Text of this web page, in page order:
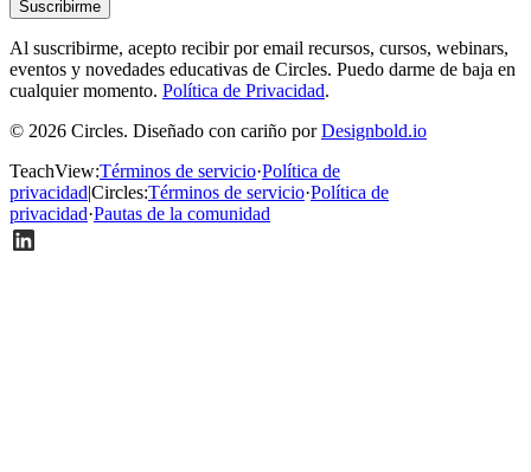
Suscribirme
Al suscribirme, acepto recibir por email recursos, cursos, webinars,
eventos y novedades educativas de Circles. Puedo darme de baja en
cualquier momento. Política de Privacidad.
© 2026 Circles. Diseñado con cariño por Designbold.io
TeachView:Términos de servicio·Política de
privacidad|Circles:Términos de servicio·Política de
privacidad·Pautas de la comunidad